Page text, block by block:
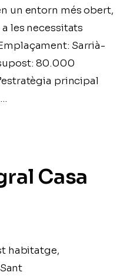
un entorn més obert,
les necessitats
Sarrià-
80.000
principal
Casa
habitatge,